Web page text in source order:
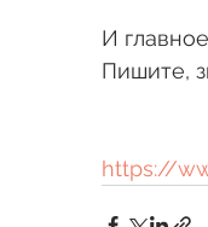
И
Пишите,
https://